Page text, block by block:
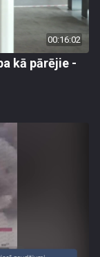
00:16:02
kā pārējie -